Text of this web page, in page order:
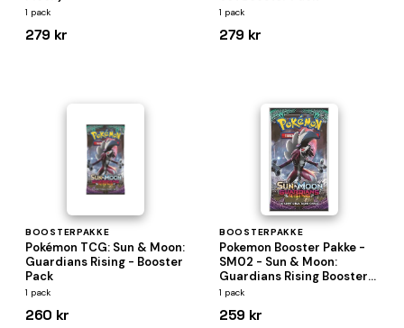
1 pack
279 kr
1 pack
279 kr
BOOSTERPAKKE
Pokémon TCG: Sun & Moon:
Guardians Rising - Booster
Pack
1 pack
260 kr
BOOSTERPAKKE
Pokemon Booster Pakke -
SM02 - Sun & Moon:
Guardians Rising Booster
Pack
1 pack
259 kr